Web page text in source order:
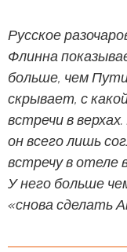
Русское
Флинна
больше, чем
скрывает, с
встречи в
он всего лишь
встречу в отеле
У него больше
«снова сделать